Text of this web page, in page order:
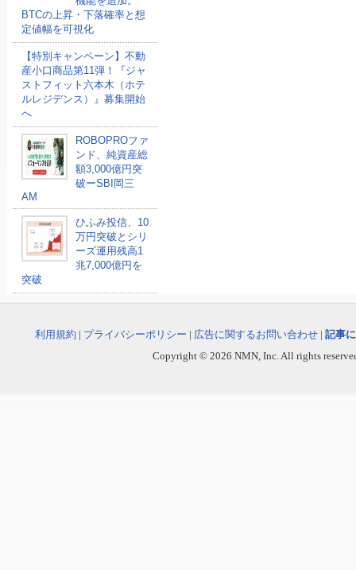
BTCの上昇・下落確率と想
定値幅を可視化
【特別キャンペーン】不動
産小口商品第11弾！『ジャ
ストフィット六本木（ホテ
ルレジデンス）』募集開始
へ
ROBOPROファ
ンド、純資産総
額3,000億円突
破ーSBI岡三
AM
ひふみ投信、10
万円突破とシリ
ーズ運用残高1
兆7,000億円を
突破
利用規約 | プライバシーポリシー | 広告に関するお問い合わせ | 記事
Copyright © 2026 NMN, Inc. All rights